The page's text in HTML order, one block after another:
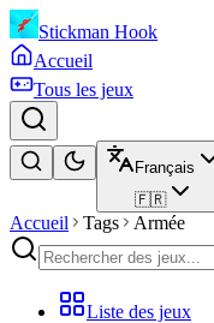
Stickman Hook
Accueil
Tous les jeux
Français
🇫🇷
Accueil Tags Armée
Liste des jeux